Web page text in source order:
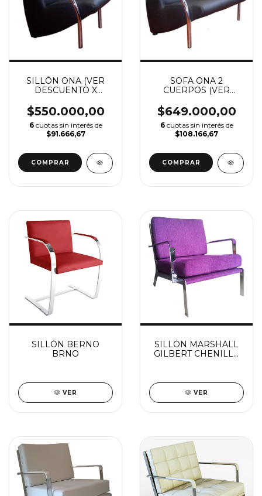
SILLÓN ONA (VER
DESCUENTO X
$550.000,00
6 cuotas sin interés de
$91.666,67
SOFA ONA 2
CUERPOS (VER
TRANSFERENCIA)
$649.000,00
6 cuotas sin interés de
$108.166,67
SILLÓN BERNO
BRNO
VER
SILLÓN MARSHALL
GILBERT CHENILLE
VER